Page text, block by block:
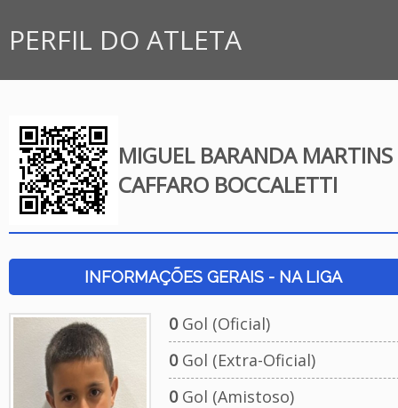
PERFIL DO ATLETA
MIGUEL BARANDA MARTINS
CAFFARO BOCCALETTI
INFORMAÇÕES GERAIS - NA LIGA
0Gol (Oficial)
0Gol (Extra-Oficial)
0Gol (Amistoso)